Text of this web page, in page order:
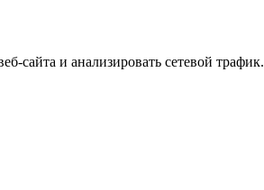
сайта и анализировать сетевой трафик.